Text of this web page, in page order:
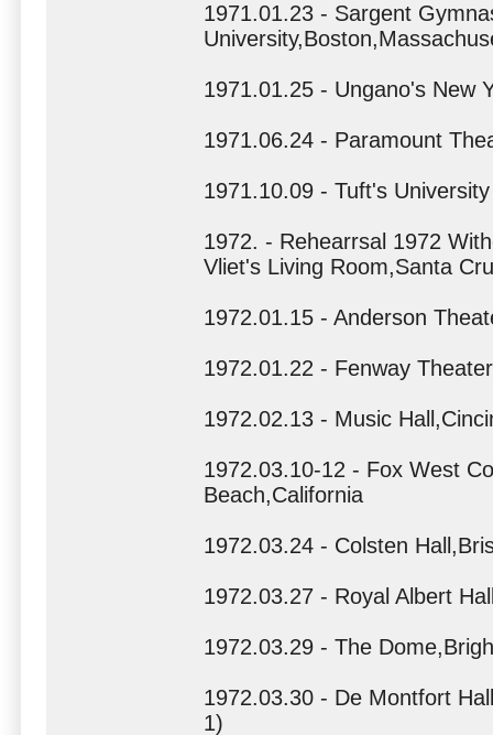
1971.01.23 - Sargent
1971.01.25 - Ungano's New
1971.06.24 - Paramount
1971.10.09 - Tuft's
1972. - Rehearrsal 1972
Vliet's Living Room,Santa
1972.01.15 - Anderson
1972.01.22 - Fenway
1972.02.13 - Music
1972.03.10-12 - Fox West
Beach,California
1972.03.24 - Colsten
1972.03.27 - Royal Albert
1972.03.29 - The
1972.03.30 - De Montfort
1)